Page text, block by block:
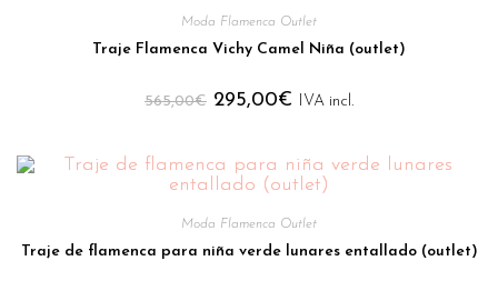
Moda Flamenca Outlet
Traje Flamenca Vichy Camel Niña (outlet)
565,00€ 295,00€ IVA incl.
Moda Flamenca Outlet
Traje de flamenca para niña verde lunares entallado (outlet)